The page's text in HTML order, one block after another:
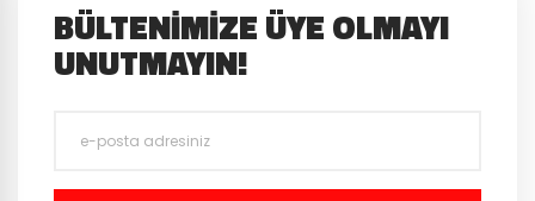
BÜLTENIMIZE ÜYE OLMAYI
UNUTMAYIN!